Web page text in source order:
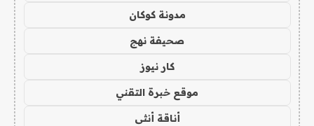
مدونة كوكان
صحيفة نهج
كار نيوز
موقع خبرة التقني
أناقة أنثى